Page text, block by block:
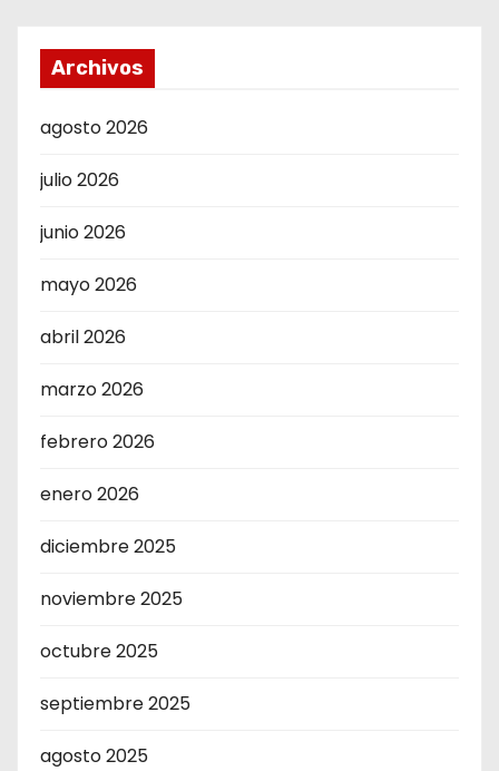
Archivos
agosto 2026
julio 2026
junio 2026
mayo 2026
abril 2026
marzo 2026
febrero 2026
enero 2026
diciembre 2025
noviembre 2025
octubre 2025
septiembre 2025
agosto 2025